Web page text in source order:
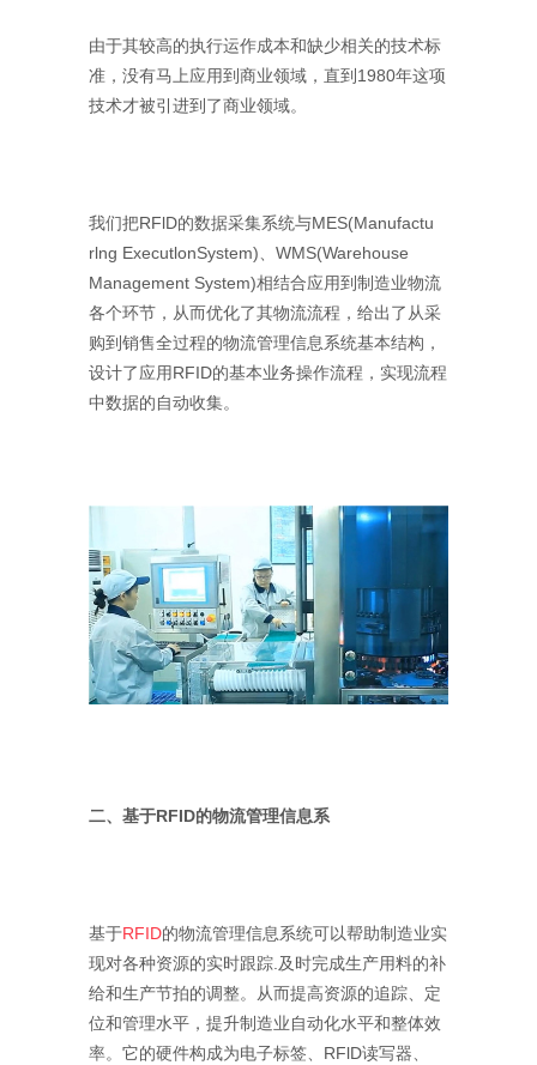
由于其较高的执行运作成本和缺少相关的技术标
准，没有马上应用到商业领域，直到1980年这项
技术才被引进到了商业领域。
我们把RFlD的数据采集系统与MES(Manufactu
rlng ExecutlonSystem)、WMS(Warehouse
Management System)相结合应用到制造业物流
各个环节，从而优化了其物流流程，给出了从采
购到销售全过程的物流管理信息系统基本结构，
设计了应用RFID的基本业务操作流程，实现流程
中数据的自动收集。
二、基于RFID的物流管理信息系
基于RFID的物流管理信息系统可以帮助制造业实
现对各种资源的实时跟踪.及时完成生产用料的补
给和生产节拍的调整。从而提高资源的追踪、定
位和管理水平，提升制造业自动化水平和整体效
率。它的硬件构成为电子标签、RFlD读写器、